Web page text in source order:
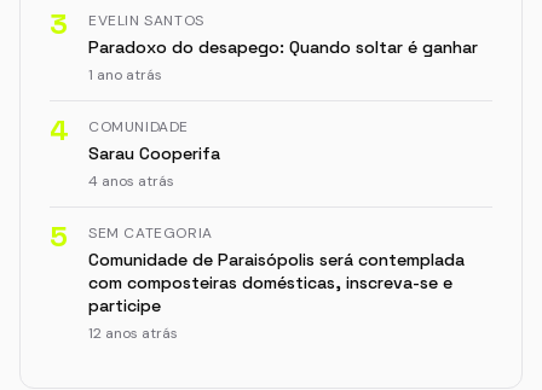
3 EVELIN SANTOS
Paradoxo do desapego: Quando soltar é ganhar
1 ano atrás
4 COMUNIDADE
Sarau Cooperifa
4 anos atrás
5 SEM CATEGORIA
Comunidade de Paraisópolis será contemplada
com composteiras domésticas, inscreva-se e
participe
12 anos atrás